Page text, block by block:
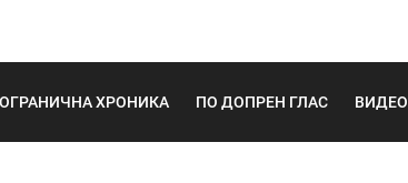
ХРОНИКА ПО ДОПРЕН ГЛАС ВИДЕО